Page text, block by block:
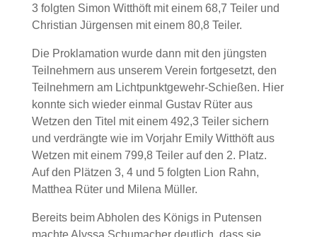
3 folgten Simon Witthöft mit einem 68,7 Teiler und
Christian Jürgensen mit einem 80,8 Teiler.
Die Proklamation wurde dann mit den jüngsten
Teilnehmern aus unserem Verein fortgesetzt, den
Teilnehmern am Lichtpunktgewehr-Schießen. Hier
konnte sich wieder einmal Gustav Rüter aus
Wetzen den Titel mit einem 492,3 Teiler sichern
und verdrängte wie im Vorjahr Emily Witthöft aus
Wetzen mit einem 799,8 Teiler auf den 2. Platz.
Auf den Plätzen 3, 4 und 5 folgten Lion Rahn,
Matthea Rüter und Milena Müller.
Bereits beim Abholen des Königs in Putensen
machte Alyssa Schumacher deutlich, dass sie